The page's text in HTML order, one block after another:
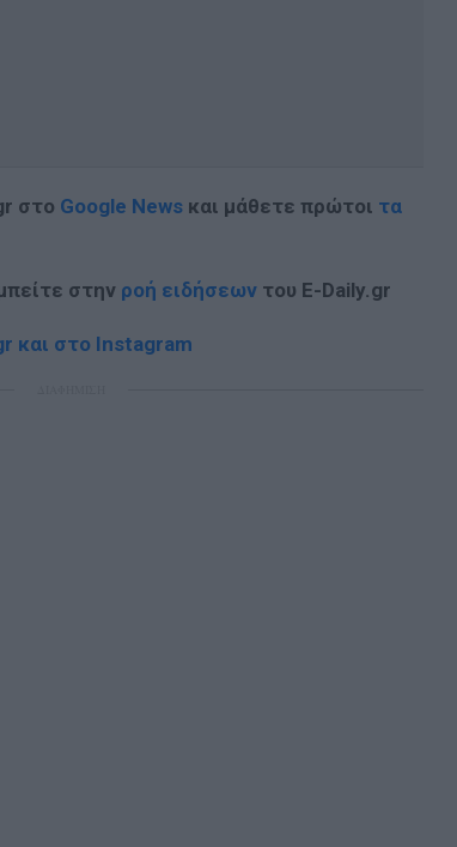
στο Google News και μάθετε πρώτοι τα
στην ροή ειδήσεων του E-Daily.gr
και στο Instagram